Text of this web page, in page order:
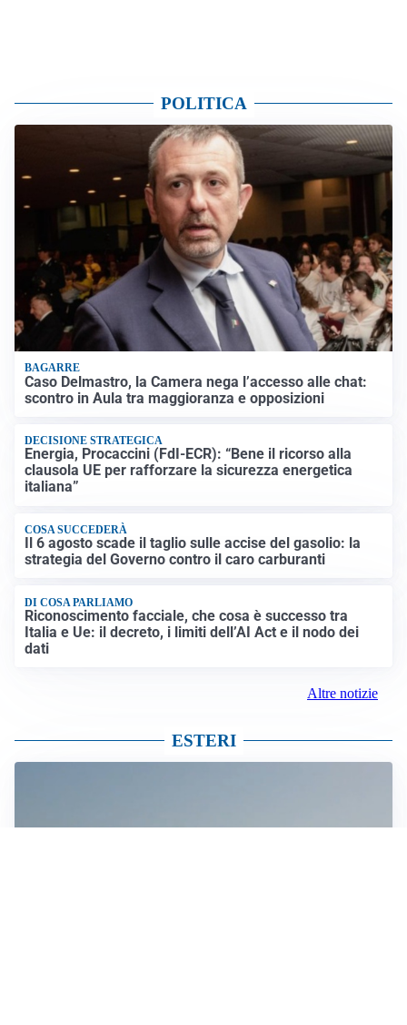
POLITICA
BAGARRE
Caso Delmastro, la Camera nega l’accesso alle chat:
scontro in Aula tra maggioranza e opposizioni
DECISIONE STRATEGICA
Energia, Procaccini (FdI-ECR): “Bene il ricorso alla
clausola UE per rafforzare la sicurezza energetica
italiana”
COSA SUCCEDERÀ
Il 6 agosto scade il taglio sulle accise del gasolio: la
strategia del Governo contro il caro carburanti
DI COSA PARLIAMO
Riconoscimento facciale, che cosa è successo tra
Italia e Ue: il decreto, i limiti dell’AI Act e il nodo dei
dati
Altre notizie
ESTERI